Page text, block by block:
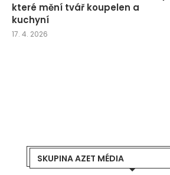
které mění tvář koupelen a
kuchyní
17. 4. 2026
SKUPINA AZET MÉDIA